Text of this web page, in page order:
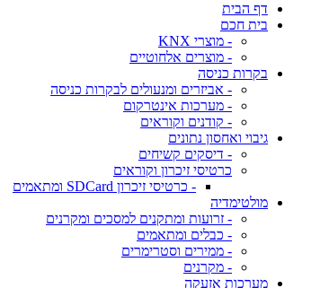
דף הבית
בית חכם
- מוצרי KNX
- מוצרים אלחוטיים
בקרות כניסה
- אביזרים ומנעולים לבקרות כניסה
- מערכות אינטרקום
- קודנים וקוראים
גיבוי ואחסון נתונים
- דיסקים קשיחים
כרטיסי זיכרון וקוראים
- כרטיסי זיכרון SDCard ומתאמים
מולטימדיה
- זרועות ומתקנים למסכים ומקרנים
- כבלים ומתאמים
- ממירים וסטרימרים
- מקרנים
מערכות אזעקה